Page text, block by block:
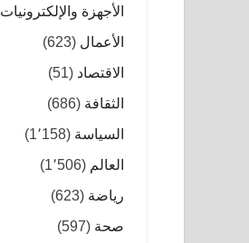
الأجهزة والإلكترونيات
الأعمال (623)
الاقتصاد (51)
الثقافة (686)
السياسة (1٬158)
العالم (1٬506)
رياضة (623)
صحة (597)